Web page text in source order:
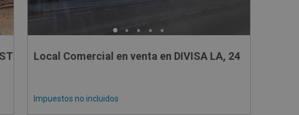
10, 10
Local Comercial en venta en DIVISA LA, 24
Impuestos no incluidos